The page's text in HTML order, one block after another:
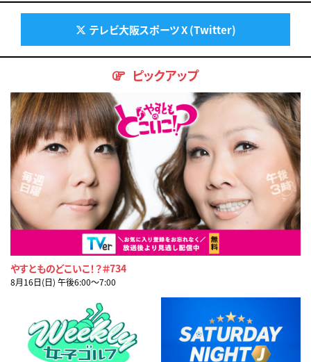
テレビ大阪スポーツ X (Twitter)
ピックアップ
やすとものどこいこ！？＃734
8月16日(日) 午後6:00〜7:00